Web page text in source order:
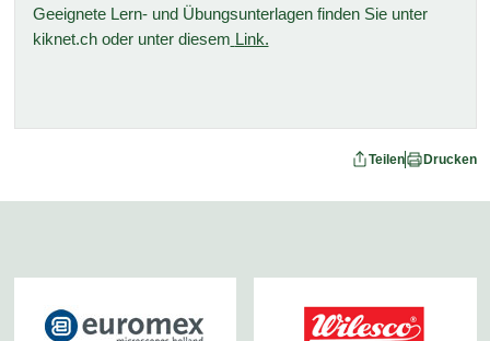
Geeignete Lern- und Übungsunterlagen finden Sie unter
kiknet.ch oder unter diesem Link.
Teilen Drucken